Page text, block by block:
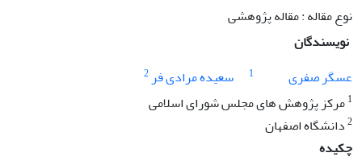
نوع مقاله : مقاله پژوهشی
نویسندگان
عسگر صفری
1 سعیده مرادی فر2
1مرکز پژوهش های مجلس شورای اسلامی
2دانشگاه اصفهان
چکیده